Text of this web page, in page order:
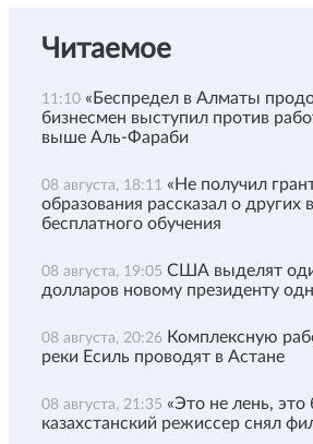
Читаемое
11:10 «Беспредел в Алматы
бизнесмен выступил против
выше Аль-Фараби
08 августа, 18:11 «Не получил
образования рассказал о других
бесплатного обучения
08 августа, 19:05 США выделят
долларов новому президенту
08 августа, 20:26 Комплексную
реки Есиль проводят в Астане
08 августа, 21:35 «Это не лень, это
казахстанский режиссер снял